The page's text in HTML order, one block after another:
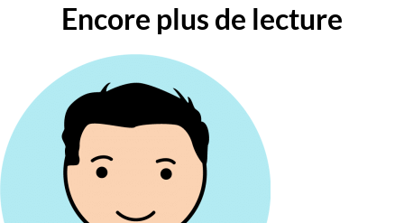
Encore plus de lecture